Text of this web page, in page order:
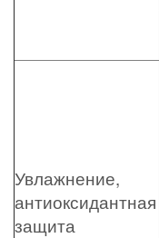
Увлажнение,
антиоксидантная
защита